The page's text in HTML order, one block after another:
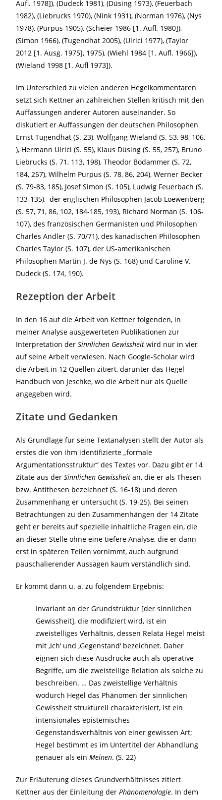
Aufl. 1978]), (Dudeck 1981), (Düsing 1973), (Feuerbach
1982), (Liebrucks 1970), (Nink 1931), (Norman 1976), (Nys
1978), (Purpus 1905), (Scheier 1986 [1. Aufl. 1980]),
(Simon 1966), (Tugendhat 2005), (Ulrici 1977), (Taylor
2012 [1. Ausg. 1975], 1975), (Wiehl 1984 [1. Aufl. 1966]),
(Wieland 1998 [1. Aufl 1973]).
Im Unterschied zu vielen anderen Hegelkommentaren
setzt sich Kettner an zahlreichen Stellen kritisch mit den
Auffassungen anderer Autoren auseinander. So
diskutiert er Auffassungen der deutschen Philosophen
Ernst Tugendhat (S. 23), Wolfgang Wieland (S. 53, 98, 106,
), Hermann Ulrici (S. 55), Klaus Düsing (S. 55, 257), Bruno
Liebrucks (S. 71, 113, 198), Theodor Bodammer (S. 72,
184, 257), Wilhelm Purpus (S. 78, 86, 204), Werner Becker
(S. 79-83, 185), Josef Simon (S. 105), Ludwig Feuerbach (S.
133-135), der englischen Philosophen Jacob Loewenberg
(S. 57, 71, 86, 102, 184-185, 193), Richard Norman (S. 106-
107), des französischen Germanisten und Philosophen
Charles Andler (S. 70/71), des kanadischen Philosophen
Charles Taylor (S. 107), der US-amerikanischen
Philosophen Martin J. de Nys (S. 168) und Caroline V.
Dudeck (S. 174, 190).
Rezeption der Arbeit
In den 16 auf die Arbeit von Kettner folgenden, in
meiner Analyse ausgewerteten Publikationen zur
Interpretation derSinnlichen Gewissheit wird nur in vier
auf seine Arbeit verwiesen. Nach Google-Scholar wird
die Arbeit in 12 Quellen zitiert, darunter das Hegel-
Handbuch von Jeschke, wo die Arbeit nur als Quelle
angegeben wird.
Zitate und Gedanken
Als Grundlage für seine Textanalysen stellt der Autor als
erstes die von ihm identifizierte „formale
Argumentationsstruktur“ des Textes vor. Dazu gibt er 14
Zitate aus derSinnlichen Gewissheit an, die er als Thesen
bzw. Antithesen bezeichnet (S. 16-18) und deren
Zusammenhang er untersucht (S. 19-25). Bei seinen
Betrachtungen zu den Zusammenhängen der 14 Zitate
geht er bereits auf spezielle inhaltliche Fragen ein, die
an dieser Stelle ohne eine tiefere Analyse, die er dann
erst in späteren Teilen vornimmt, auch aufgrund
pauschalierender Aussagen kaum verständlich sind.
Er kommt dann u. a. zu folgendem Ergebnis:
Invariant an der Grundstruktur [der sinnlichen
Gewissheit], die modifiziert wird, ist ein
zweistelliges Verhältnis, dessen Relata Hegel meist
mit ‚Ich‘ und ‚Gegenstand‘ bezeichnet. Daher
eignen sich diese Ausdrücke auch als operative
Begriffe, um die zweistellige Relation als solche zu
beschreiben. … Das zweistellige Verhältnis
wodurch Hegel das Phänomen der sinnlichen
Gewissheit strukturell charakterisiert, ist ein
intensionales epistemisches
Gegenstandsverhältnis von einer gewissen Art;
Hegel bestimmt es im Untertitel der Abhandlung
genauer als einMeinen. (S. 22)
Zur Erläuterung dieses Grundverhältnisses zitiert
Kettner aus der Einleitung derPhänomenologie. In dem